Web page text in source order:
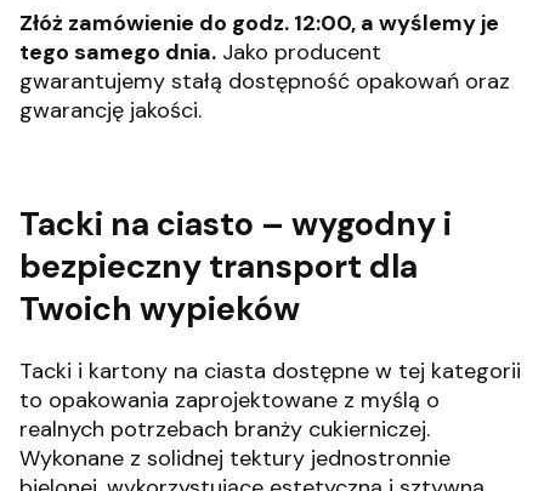
Złóż zamówienie do godz. 12:00, a wyślemy je
tego samego dnia. Jako producent
gwarantujemy stałą dostępność opakowań oraz
gwarancję jakości.
Tacki na ciasto – wygodny i
bezpieczny transport dla
Twoich wypieków
Tacki i kartony na ciasta dostępne w tej kategorii
to opakowania zaprojektowane z myślą o
realnych potrzebach branży cukierniczej.
Wykonane z solidnej tektury jednostronnie